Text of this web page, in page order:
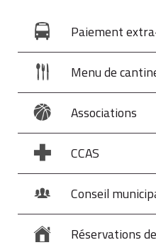
Paiement
Menu de
Associations
CCAS
Conseil
Réservations